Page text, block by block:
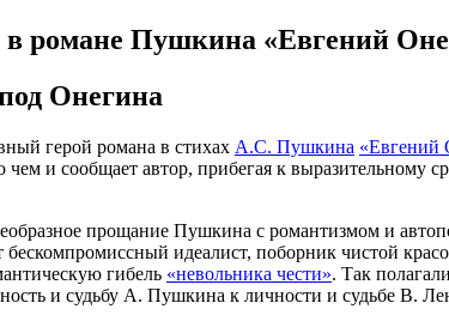
в романе Пушкина «Евгений
Онегина
герой романа в стихах А.С. Пушкина «Евгений
чем и сообщает автор, прибегая к выразительному
прощание Пушкина с романтизмом и
идеалист, поборник чистой
гибель «невольника чести». Так
и судьбу А. Пушкина к личности и судьбе В.